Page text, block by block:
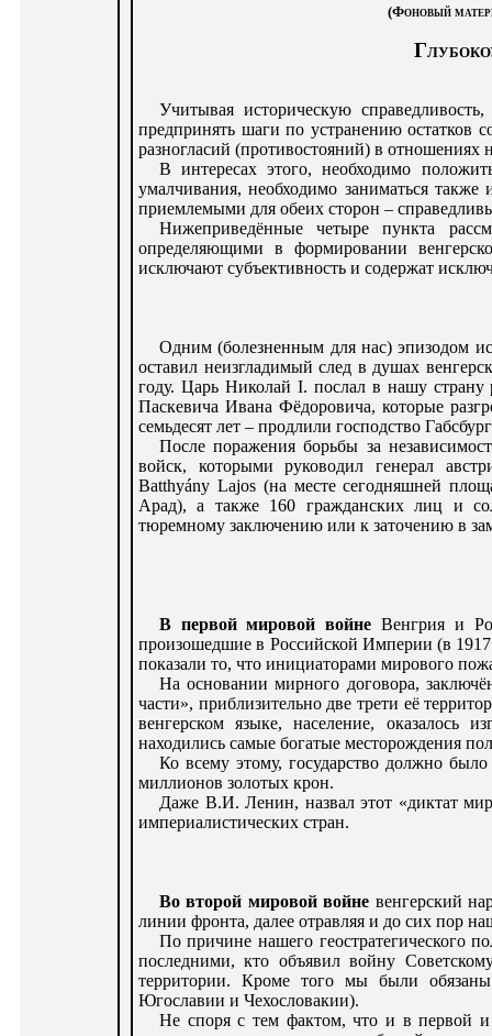
(Фоновый
Учитывая историческую
предпринять шаги по устранению остатков
разногласий (противостояний) в отношениях
В интересах этого, необходимо
умалчивания, необходимо заниматься
приемлемыми для обеих сторон –
Нижеприведённые четыре пункта
определяющими в формировании
исключают субъективность и содержат
Одним (болезненным для нас) эпизодом
оставил неизгладимый след в душах
году. Царь Николай I. послал в нашу страну
Паскевича Ивана Фёдоровича, которые
семьдесят лет – продлили господство
После поражения борьбы за
войск, которыми руководил генерал
Batthyány Lajos (на месте сегодняшней
Арад), а также 160 гражданских лиц и
тюремному заключению или к заточению в
В первой мировой войне Венгрия и
произошедшие в Российской Империи (в
показали то, что инициаторами мирового
На основании мирного договора,
части», приблизительно две трети её
венгерском языке, население, оказалось
находились самые богатые месторождения
Ко всему этому, государство должно
миллионов золотых крон.
Даже В.И. Ленин, назвал этот «диктат
империалистических стран.
Во второй мировой войне венгерский
линии фронта, далее отравляя и до сих пор
По причине нашего геостратегического
последними, кто объявил войну
территории. Кроме того мы были
Югославии и Чехословакии).
Не споря с тем фактом, что и в первой